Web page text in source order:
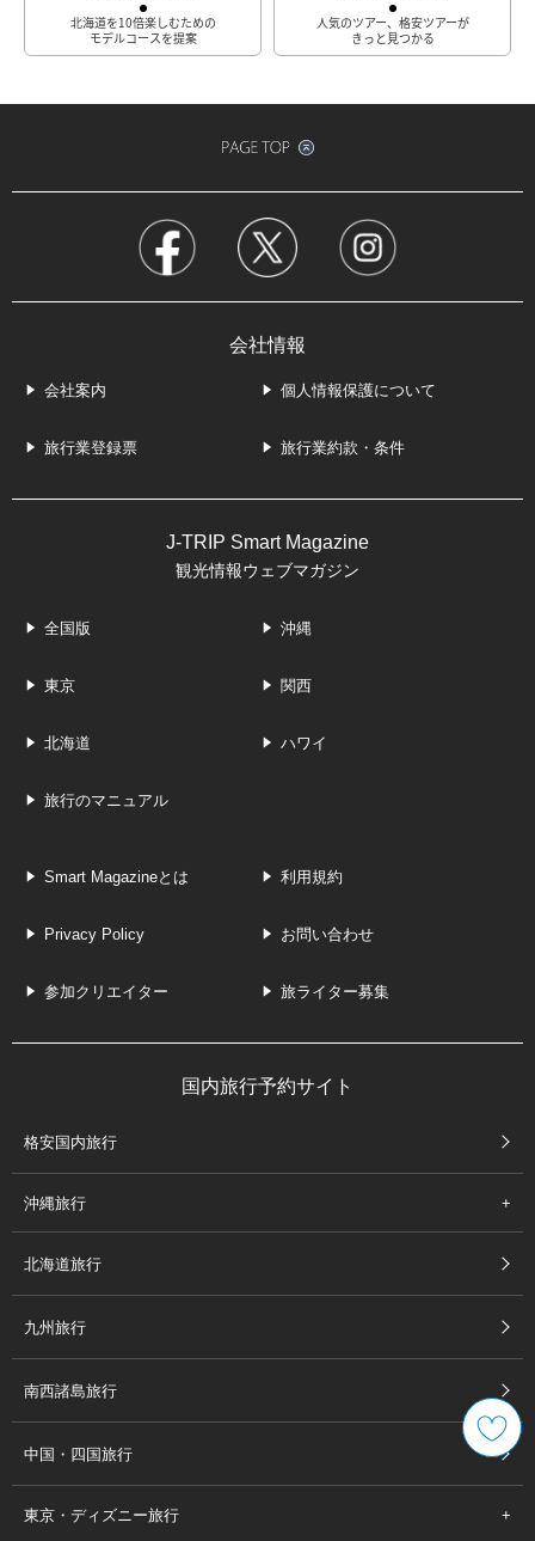
北海道を10倍楽しむための
モデルコースを提案
人気のツアー、格安ツアーが
きっと見つかる
会社情報
会社案内 個人情報保護について
旅行業登録票 旅行業約款・条件
J-TRIP Smart Magazine
観光情報ウェブマガジン
全国版 沖縄
東京 関西
北海道 ハワイ
旅行のマニュアル
Smart Magazineとは 利用規約
Privacy Policy お問い合わせ
参加クリエイター 旅ライター募集
国内旅行予約サイト
格安国内旅行
沖縄旅行
北海道旅行
九州旅行
南西諸島旅行
中国・四国旅行
東京・ディズニー旅行